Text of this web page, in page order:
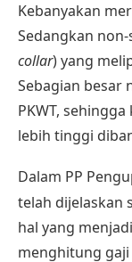
Kebanyakan
Sedangkan
collar) yang
Sebagian besar
PKWT, sehingga
lebih tinggi
Dalam PP
telah dijelaskan
hal yang
menghitung